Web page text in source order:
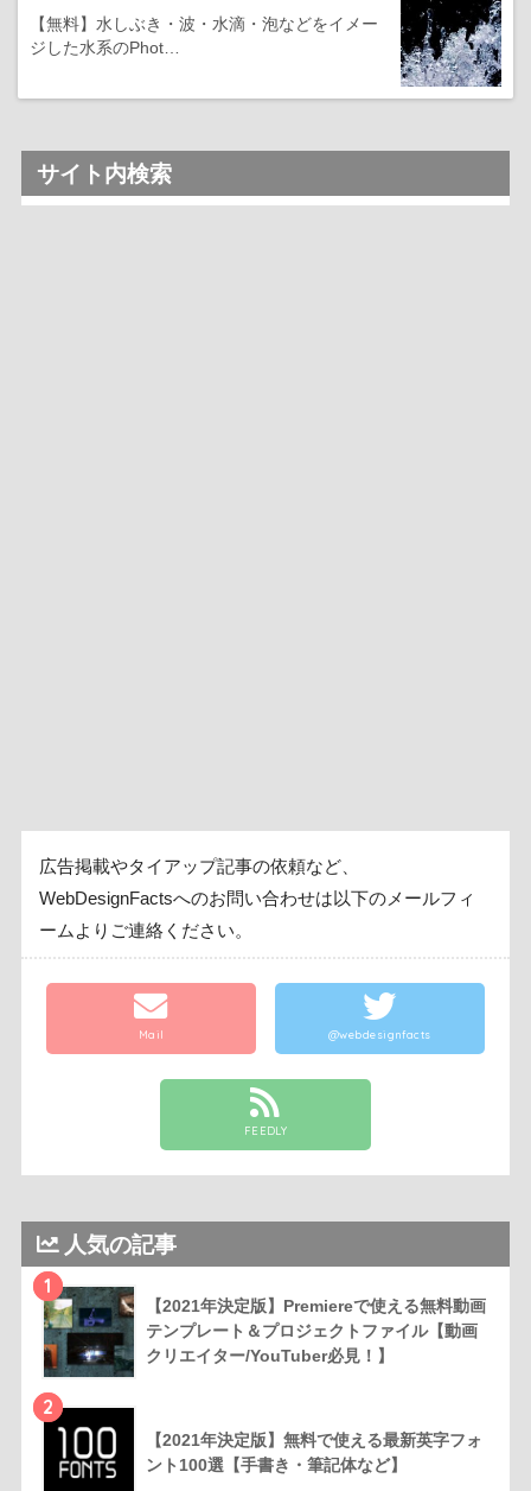
【無料】水しぶき・波・水滴・泡などをイメー
ジした水系のPhot…
サイト内検索
広告掲載やタイアップ記事の依頼など、
WebDesignFactsへのお問い合わせは以下のメールフィ
ームよりご連絡ください。
Mail @webdesignfacts
FEEDLY
人気の記事
1
【2021年決定版】Premiereで使える無料動画
テンプレート＆プロジェクトファイル【動画
クリエイター/YouTuber必見！】
2
【2021年決定版】無料で使える最新英字フォ
ント100選【手書き・筆記体など】